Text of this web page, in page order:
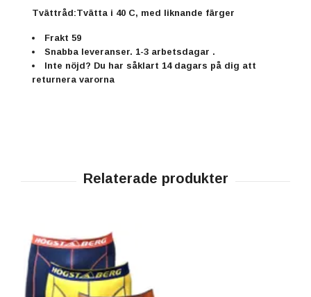
Tvättråd:Tvätta i 40 C, med liknande färger
Frakt 59
Snabba leveranser. 1-3 arbetsdagar .
Inte nöjd? Du har såklart 14 dagars på dig att
returnera varorna